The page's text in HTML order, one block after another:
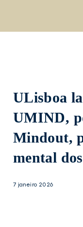
ULisboa
UMIND,
Mindout,
mental
7 janeiro 2026